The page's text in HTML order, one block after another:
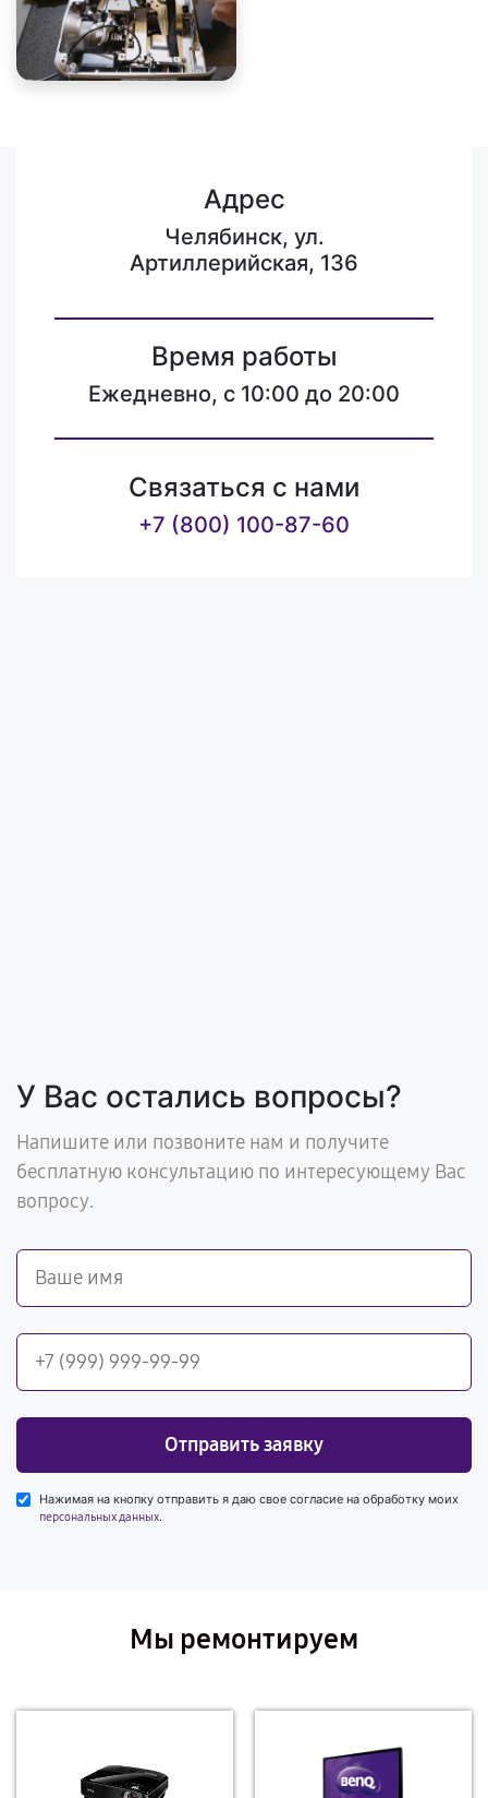
Адрес
Челябинск, ул.
Артиллерийская, 136
Время работы
Ежедневно, с 10:00 до 20:00
Связаться с нами
+7 (800) 100-87-60
У Вас остались вопросы?
Напишите или позвоните нам и получите
бесплатную консультацию по интересующему Вас
вопросу.
Отправить заявку
Нажимая на кнопку отправить я даю свое согласие на обработку моих
персональных данных.
Мы ремонтируем